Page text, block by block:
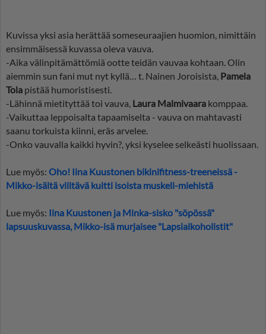
Kuvissa yksi asia herättää someseuraajien huomion, nimittäin
ensimmäisessä kuvassa oleva vauva.
-Aika välinpitämättömiä ootte teidän vauvaa kohtaan. Olin
aiemmin sun fani mut nyt kyllä… t. Nainen Joroisista, Pamela
Tola pistää humoristisesti.
-Lähinnä mietityttää toi vauva, Laura Malmivaara komppaa.
-Vaikuttaa leppoisalta tapaamiselta - vauva on mahtavasti
saanu torkuista kiinni, eräs arvelee.
-Onko vauvalla kaikki hyvin?, yksi kyselee selkeästi huolissaan.
Lue myös: Oho! Iina Kuustonen bikinifitness-treeneissä -
Mikko-isältä viiltävä kuitti isoista muskeli-miehistä
Lue myös: Iina Kuustonen ja Minka-sisko "söpössä"
lapsuuskuvassa, Mikko-isä murjaisee "Lapsialkoholistit"